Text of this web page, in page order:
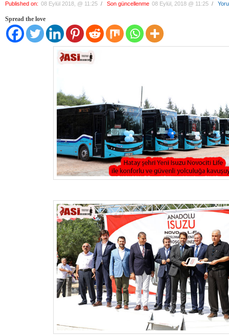
Published on: 08 Eylül 2018, @ 11:25 / Son güncellenme 08 Eylül, 2018 @ 11:25 /
Spread the love